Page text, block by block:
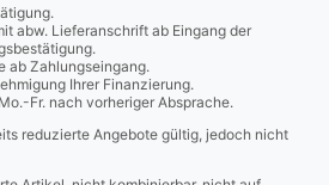
abw. Lieferanschrift ab Eingang der
ab Zahlungseingang.
Ihrer Finanzierung.
Fr. nach vorheriger Absprache.
reduzierte Angebote gültig, jedoch nicht